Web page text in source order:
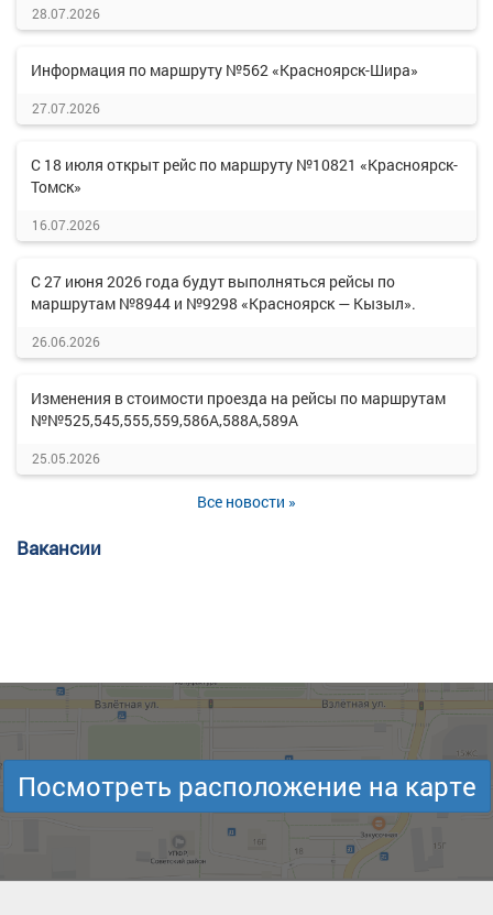
28.07.2026
Информация по маршруту №562 «Красноярск-Шира»
27.07.2026
С 18 июля открыт рейс по маршруту №10821 «Красноярск-
Томск»
16.07.2026
С 27 июня 2026 года будут выполняться рейсы по
маршрутам №8944 и №9298 «Красноярск — Кызыл».
26.06.2026
Изменения в стоимости проезда на рейсы по маршрутам
№№525,545,555,559,586А,588А,589А
25.05.2026
Все новости »
Вакансии
Посмотреть расположение на карте